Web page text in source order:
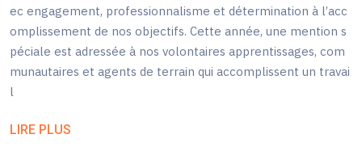
ec engagement, professionnalisme et détermination à l’acc
omplissement de nos objectifs. Cette année, une mention s
péciale est adressée à nos volontaires apprentissages, com
munautaires et agents de terrain qui accomplissent un travai
l
LIRE PLUS